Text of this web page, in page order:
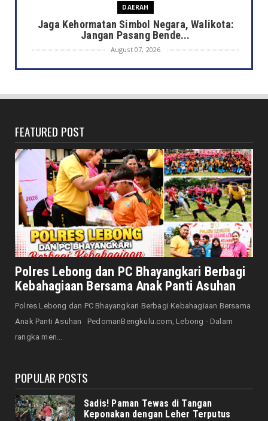
DAERAH
Jaga Kehormatan Simbol Negara, Walikota:
Jangan Pasang Bende...
August 07, 2026
DAERAH
Bagikan 5.000 Bendera ...
Saat Amal Masjid Keliru, Nasib Negeri
Mengharu-biru
August 07, 2026
HONDA
Honda CUV e: Motor Listrik Canggih, Penuh
Keunggulan dan Sia...
August 07, 2026
NASIONAL
Senator Leni John Latief: Saatnya
Mengutamakan Rehabilitasi
NASIONAL
Prabowo Apresiasi Teknologi Genteng Ramah
FEATURED POST
Polres Lebong dan PC Bhayangkari Berbagi
Kebahagiaan Bersama Anak Panti Asuhan
Polres Lebong dan PC Bhayangkari Berbagi Kebahagiaan Bersama
Anak Panti Asuhan PedomanBengkulu.com, Lebong - Dalam
rangka men...
POPULAR POSTS
Sadis! Paman Tewas di Tangan
Keponakan dengan Leher Terputus